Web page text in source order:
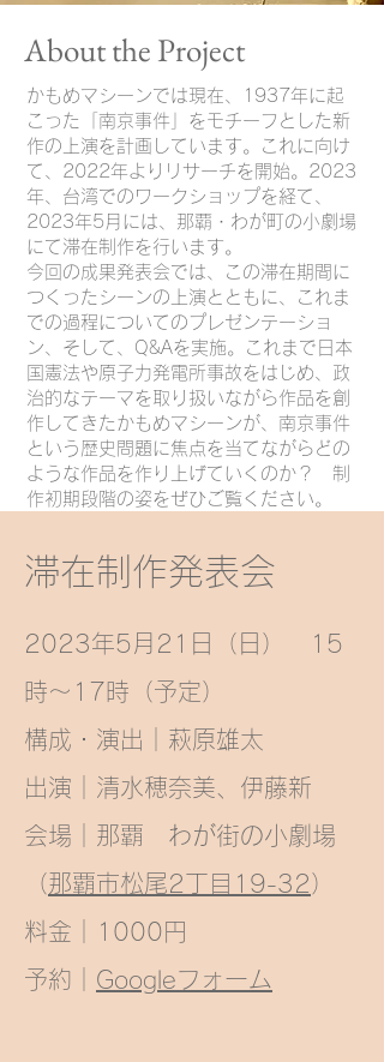
About the Project
かもめマシーンでは現在、1937年に起
こった「南京事件」をモチーフとした新
作の上演を計画しています。これに向け
て、2022年よりリサーチを開始。2023
年、台湾でのワークショップを経て、
2023年5月には、那覇・わが町の小劇場
にて滞在制作を行います。
今回の成果発表会では、この滞在期間に
つくったシーンの上演とともに、これま
での過程についてのプレゼンテーショ
ン、そして、Q&Aを実施。これまで日本
国憲法や原子力発電所事故をはじめ、政
治的なテーマを取り扱いながら作品を創
作してきたかもめマシーンが、南京事件
という歴史問題に焦点を当てながらどの
ような作品を作り上げていくのか？ 制
作初期段階の姿をぜひご覧ください。
滞在制作発表会
2023年5月21日（日） 15
時〜17時（予定）
構成・演出｜萩原雄太
出演｜清水穂奈美、伊藤新
会場｜那覇 わが街の小劇場
（ 那覇市松尾2丁目19-32 ）
料金｜1000円
予約｜ Googleフォーム